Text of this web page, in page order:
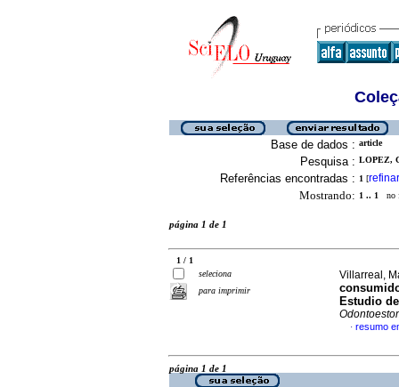
Base de dados : article
Pesquisa : LOPEZ,
Referências encontradas : 1 [refinar
Mostrando: 1 .. 1 no
página 1 de 1
1 / 1
seleciona
para imprimir
Villarreal,
Estudio
· resumo
página 1 de 1